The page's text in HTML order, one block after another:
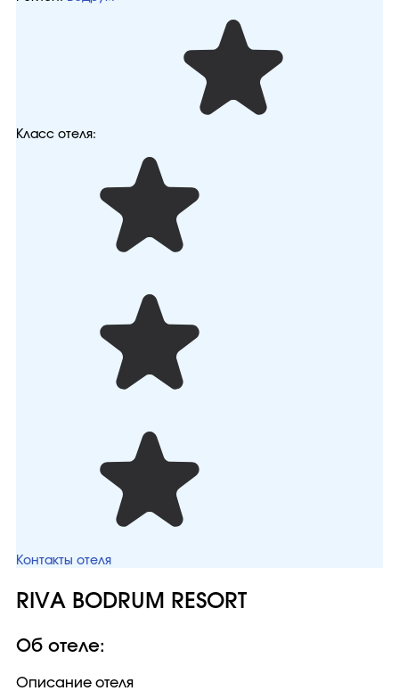
Класс отеля:
Контакты отеля
RIVA BODRUM RESORT
Об отеле:
Описание отеля